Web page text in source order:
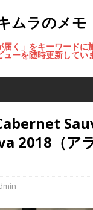
ムラのメモ
届く」をキーワード
ューを随時更新してい
2018（